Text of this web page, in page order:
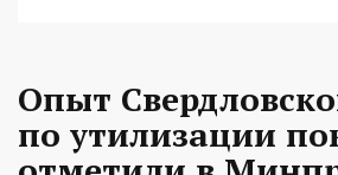
Опыт
по утилизации